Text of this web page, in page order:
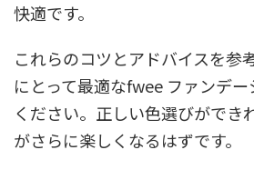
快適です。
これらのコツとアドバイスを参
にとって最適なfwee ファンデ
ください。正しい色選びができ
がさらに楽しくなるはずです。